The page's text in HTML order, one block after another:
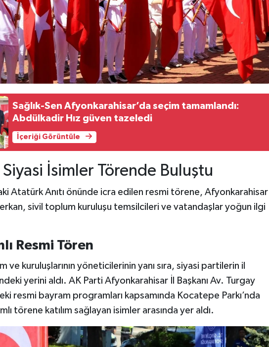
Sağlık-Sen Afyonkarahisar’da seçim tamamlandı:
Abdülkadir Hız güven tazeledi
İçeriği Görüntüle
İsimler Törende Buluştu
Atatürk Anıtı önünde icra edilen resmi törene, Afyonkarahisar
sivil toplum kuruluşu temsilcileri ve vatandaşlar yoğun ilgi
Resmi Tören
ve kuruluşlarının yöneticilerinin yanı sıra, siyasi partilerin il
yerini aldı. AK Parti Afyonkarahisar İl Başkanı Av. Turgay
resmi bayram programları kapsamında Kocatepe Parkı’nda
törene katılım sağlayan isimler arasında yer aldı.